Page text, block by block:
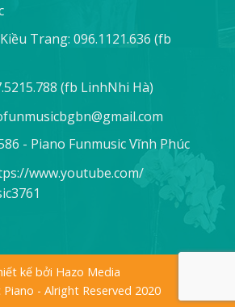
Trang: 096.1121.636 (fb
(fb LinhNhi Hà)
- Piano Funmusic Vĩnh Phúc
www.youtube.com/
kế bởi Hazo Media
Piano - Alright Reserved 2020